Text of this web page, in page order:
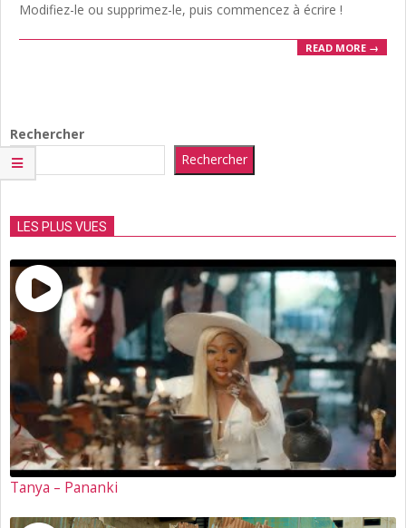
Modifiez-le ou supprimez-le, puis commencez à écrire !
READ MORE →
Rechercher
Rechercher
LES PLUS VUES
Tanya – Pananki